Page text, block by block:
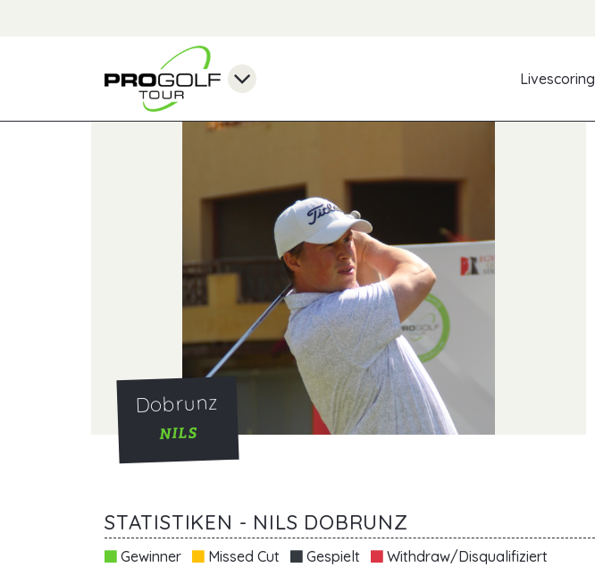
Livescoring
Dobrunz
NILS
STATISTIKEN - NILS DOBRUNZ
Gewinner Missed Cut Gespielt Withdraw/Disqualifiziert